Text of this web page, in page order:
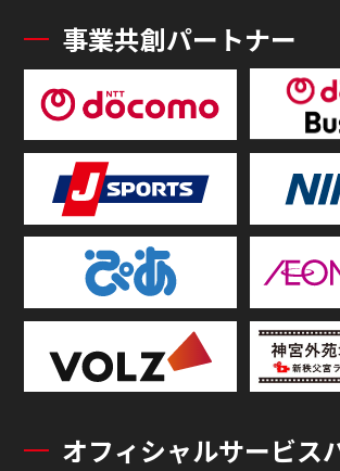
事業共創パートナー
オフィシャルサービス